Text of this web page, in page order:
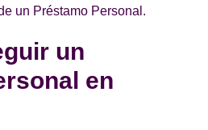
un Préstamo Personal.
un
en